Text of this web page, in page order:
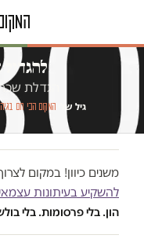
הגדלת
גיל שלי ·המקום הכי חם
משנים כיוון! במקום
להשקיע בעיתונות
הון. בלי פרסומות. בלי